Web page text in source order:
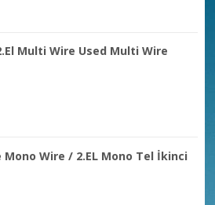
Multi Wire Used Multi Wire
Mono Wire / 2.EL Mono Tel İkinci